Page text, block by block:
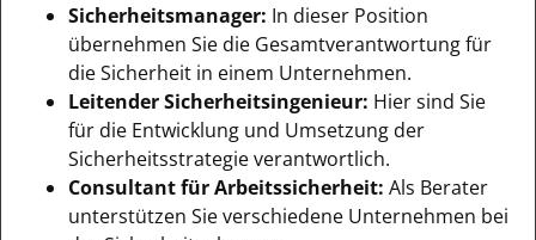
Sicherheitsmanager: In dieser Position
übernehmen Sie die Gesamtverantwortung für
die Sicherheit in einem Unternehmen.
Leitender Sicherheitsingenieur: Hier sind Sie
für die Entwicklung und Umsetzung der
Sicherheitsstrategie verantwortlich.
Consultant für Arbeitssicherheit: Als Berater
unterstützen Sie verschiedene Unternehmen bei